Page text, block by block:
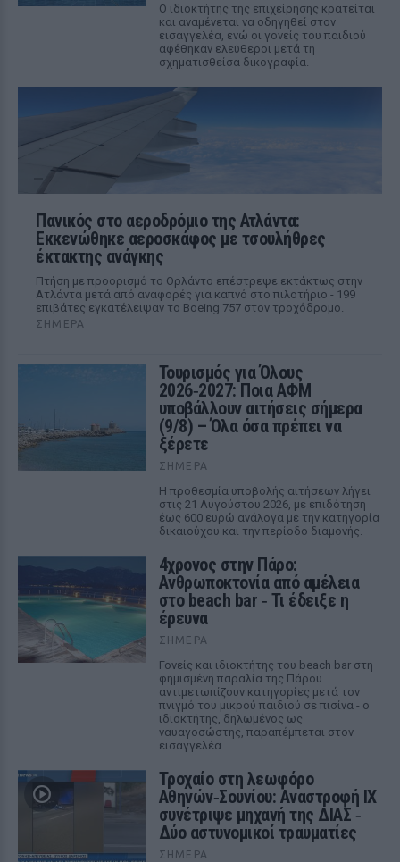
Ο ιδιοκτήτης της επιχείρησης κρατείται
και αναμένεται να οδηγηθεί στον
εισαγγελέα, ενώ οι γονείς του παιδιού
αφέθηκαν ελεύθεροι μετά τη
σχηματισθείσα δικογραφία.
Πανικός στο αεροδρόμιο της Ατλάντα:
Εκκενώθηκε αεροσκάφος με τσουλήθρες
έκτακτης ανάγκης
Πτήση με προορισμό το Ορλάντο επέστρεψε εκτάκτως στην
Ατλάντα μετά από αναφορές για καπνό στο πιλοτήριο - 199
επιβάτες εγκατέλειψαν το Boeing 757 στον τροχόδρομο.
ΣΉΜΕΡΑ
Τουρισμός για Όλους
2026‑2027: Ποια ΑΦΜ
υποβάλλουν αιτήσεις σήμερα
(9/8) – Όλα όσα πρέπει να
ξέρετε
ΣΉΜΕΡΑ
Η προθεσμία υποβολής αιτήσεων λήγει
στις 21 Αυγούστου 2026, με επιδότηση
έως 600 ευρώ ανάλογα με την κατηγορία
δικαιούχου και την περίοδο διαμονής.
4χρονος στην Πάρο:
Ανθρωποκτονία από αμέλεια
στο beach bar ‑ Τι έδειξε η
έρευνα
ΣΉΜΕΡΑ
Γονείς και ιδιοκτήτης του beach bar στη
φημισμένη παραλία της Πάρου
αντιμετωπίζουν κατηγορίες μετά τον
πνιγμό του μικρού παιδιού σε πισίνα - ο
ιδιοκτήτης, δηλωμένος ως
ναυαγοσώστης, παραπέμπεται στον
εισαγγελέα
Τροχαίο στη λεωφόρο
Αθηνών‑Σουνίου: Αναστροφή ΙΧ
συνέτριψε μηχανή της ΔΙΑΣ ‑
Δύο αστυνομικοί τραυματίες
ΣΉΜΕΡΑ